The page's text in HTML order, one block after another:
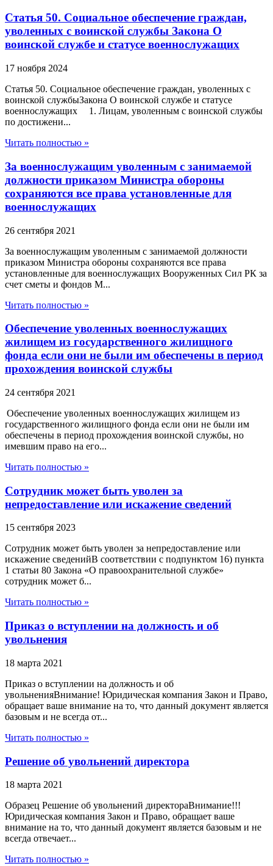
Статья 50. Социальное обеспечение граждан,
уволенных с воинской службы Закона О
воинской службе и статусе военнослужащих
17 ноября 2024
Статья 50. Социальное обеспечение граждан, уволенных с
воинской службыЗакона О воинской службе и статусе
военнослужащих 1. Лицам, уволенным с воинской службы
по достижени...
Читать полностью »
За военнослужащим уволенным с занимаемой
должности приказом Министра обороны
сохраняются все права установленные для
военнослужащих
26 сентября 2021
За военнослужащим уволенным с занимаемой должности
приказом Министра обороны сохраняются все права
установленные для военнослужащих Вооруженных Сил РК за
счет сметы и фондов М...
Читать полностью »
Обеспечение уволенных военнослужащих
жилищем из государственного жилищного
фонда если они не были им обеспечены в период
прохождения воинской службы
24 сентября 2021
Обеспечение уволенных военнослужащих жилищем из
государственного жилищного фонда если они не были им
обеспечены в период прохождения воинской службы, но
имевшим право на его...
Читать полностью »
Сотрудник может быть уволен за
непредоставление или искажение сведений
15 сентября 2023
Сотрудник может быть уволен за непредоставление или
искажение сведенийВ соответствии с подпунктом 16) пункта
1 статьи 80 Закона «О правоохранительной службе»
сотрудник может б...
Читать полностью »
Приказ о вступлении на должность и об
увольнения
18 марта 2021
Приказ о вступлении на должность и об
увольненияВнимание! Юридическая компания Закон и Право,
обращает ваше внимание на то, что данный документ является
базовым и не всегда от...
Читать полностью »
Решение об увольнений директора
18 марта 2021
Образец Решение об увольнений директораВнимание!!!
Юридическая компания Закон и Право, обращает ваше
внимание на то, что данный документ является базовым и не
всегда отвечает...
Читать полностью »